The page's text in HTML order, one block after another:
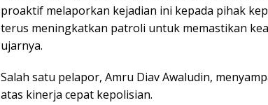
proaktif melaporkan kejadian ini kepada pihak
terus meningkatkan patroli untuk memastikan
ujarnya.
Salah satu pelapor, Amru Diav Awaludin,
atas kinerja cepat kepolisian.